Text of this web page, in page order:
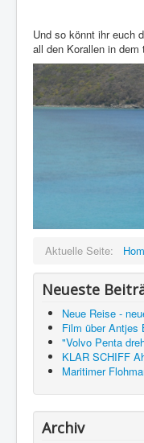
Und so könnt ihr euch
all den Korallen in dem
Aktuelle Seite:
Neueste
Neue Reise -
Film über Antjes
"Volvo Penta
KLAR SCHIFF
Maritimer
Archiv